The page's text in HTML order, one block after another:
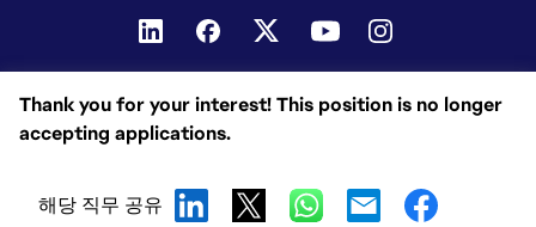
Thank you for your interest! This position is no longer
accepting applications.
해당 직무 공유